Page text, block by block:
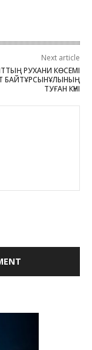
Next article
РУХАНИ КӨСЕМІ
БАЙТҰРСЫНҰЛЫНЫҢ
ТУҒАН КҮНІ